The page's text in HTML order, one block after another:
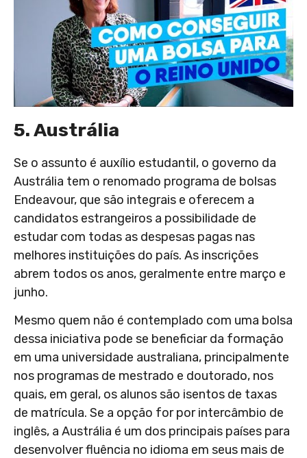
5. Austrália
Se o assunto é auxílio estudantil, o governo da
Austrália tem o renomado programa de bolsas
Endeavour, que são integrais e oferecem a
candidatos estrangeiros a possibilidade de
estudar com todas as despesas pagas nas
melhores instituições do país. As inscrições
abrem todos os anos, geralmente entre março e
junho.
Mesmo quem não é contemplado com uma bolsa
dessa iniciativa pode se beneficiar da formação
em uma universidade australiana, principalmente
nos programas de mestrado e doutorado, nos
quais, em geral, os alunos são isentos de taxas
de matrícula. Se a opção for por intercâmbio de
inglês, a Austrália é um dos principais países para
desenvolver fluência no idioma em seus mais de